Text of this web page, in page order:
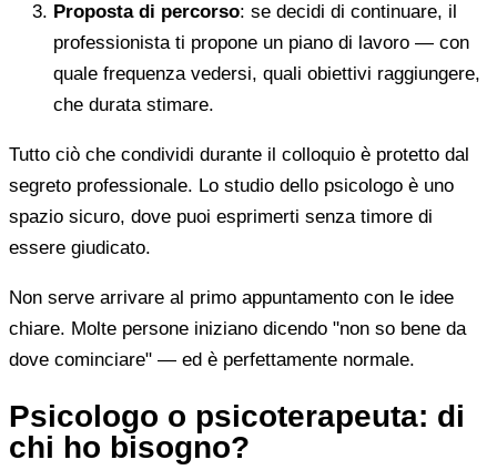
Proposta di percorso: se decidi di continuare, il
professionista ti propone un piano di lavoro — con
quale frequenza vedersi, quali obiettivi raggiungere,
che durata stimare.
Tutto ciò che condividi durante il colloquio è protetto dal
segreto professionale. Lo studio dello psicologo è uno
spazio sicuro, dove puoi esprimerti senza timore di
essere giudicato.
Non serve arrivare al primo appuntamento con le idee
chiare. Molte persone iniziano dicendo "non so bene da
dove cominciare" — ed è perfettamente normale.
Psicologo o psicoterapeuta: di
chi ho bisogno?